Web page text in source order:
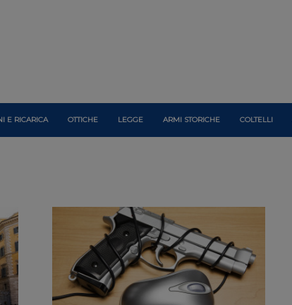
E RICARICA OTTICHE LEGGE ARMI STORICHE COLTELLI